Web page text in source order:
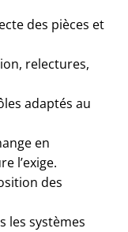
des pièces et
relectures,
adaptés au
en
l’exige.
des
les systèmes